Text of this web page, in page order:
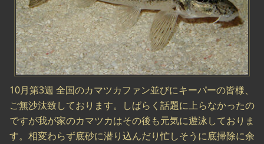
10月第3週 全国のカマツカファン並びにキーパーの皆様、
ご無沙汰致しております。しばらく話題に上らなかったの
ですが我が家のカマツカはその後も元気に遊泳しておりま
す。相変わらず底砂に潜り込んだり忙しそうに底掃除に余